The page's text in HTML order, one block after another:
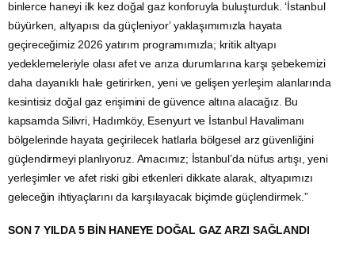
binlerce haneyi ilk kez doğal gaz konforuyla buluşturduk. ‘İstanbul
büyürken, altyapısı da güçleniyor’ yaklaşımımızla hayata
geçireceğimiz 2026 yatırım programımızla; kritik altyapı
yedeklemeleriyle olası afet ve arıza durumlarına karşı şebekemizi
daha dayanıklı hale getirirken, yeni ve gelişen yerleşim alanlarında
kesintisiz doğal gaz erişimini de güvence altına alacağız. Bu
kapsamda Silivri, Hadımköy, Esenyurt ve İstanbul Havalimanı
bölgelerinde hayata geçirilecek hatlarla bölgesel arz güvenliğini
güçlendirmeyi planlıyoruz. Amacımız; İstanbul’da nüfus artışı, yeni
yerleşimler ve afet riski gibi etkenleri dikkate alarak, altyapımızı
geleceğin ihtiyaçlarını da karşılayacak biçimde güçlendirmek.”
SON 7 YILDA 5 BİN HANEYE DOĞAL GAZ ARZI SAĞLANDI